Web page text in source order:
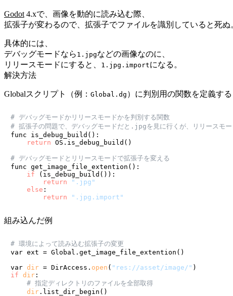
Godot 4.xで、画像を動的に読み込む際、
拡張子が変わるので、拡張子でファイルを識別していると死ぬ
具体的には、
デバッグモードなら 1.jpgなどの画像なのに、
リリースモードにすると、
1.jpg.importになる。
解決方法
Globalスクリプト（例： Global.dg ）に判別用の関数を定義する
# デバッグモードかリリースモードかを判別する関数
# 拡張子の問題で、デバッグモードだと.jpgを見に行くが、リリースモ
func is_debug_build():
return OS.is_debug_build()
# デバッグモードとリリースモードで拡張子を変える
func get_image_file_extention():
if (is_debug_build()):
return
".jpg"
else :
return
".jpg.import"
組み込んだ例
# 環境によって読み込む拡張子の変更
var ext = Global.get_image_file_extention()
var dir = DirAccess. open ( "res://asset/image/"
if dir :
# 指定ディレクトリのファイルを全部取得
dir .list_dir_begin()